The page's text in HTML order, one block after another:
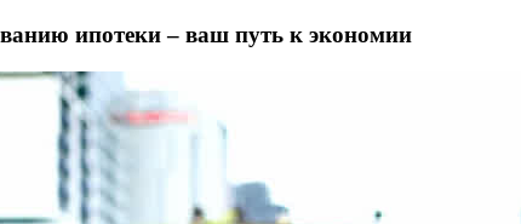
ипотеки – ваш путь к экономии